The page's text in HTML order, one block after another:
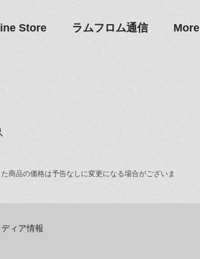
Store ラムフロム通信 More
商品の価格は予告なしに変更になる場合がございま
ィア情報